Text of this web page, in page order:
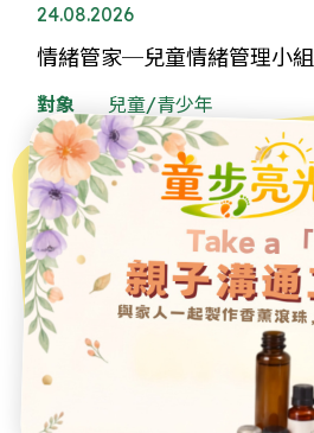
24.08.2026
情緒管家─兒童情緒管理小組
對象 兒童/青少年